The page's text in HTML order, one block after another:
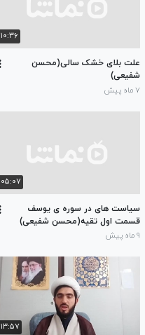
۱۰:۳۶
علت بلای خشک سالی(محسن
شفیعی)
۷ ماه پیش
۰۵:۰۷
سیاست های در سوره ی یوسف
قسمت اول تقیه(محسن شفیعی)
۹ ماه پیش
۱۳:۵۷